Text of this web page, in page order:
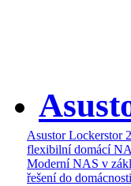
Asustor Lockerstor
flexibilní domácí
Moderní NAS v
řešení do